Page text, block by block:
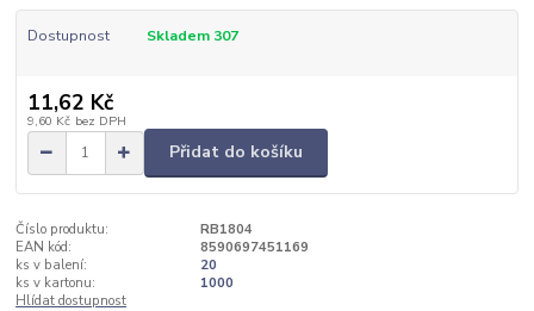
Dostupnost Skladem 307
11,62 Kč
9,60 Kč bez DPH
Přidat do košíku
Číslo produktu:
RB1804
EAN kód:
8590697451169
ks v balení:
20
ks v kartonu:
1000
Hlídat dostupnost